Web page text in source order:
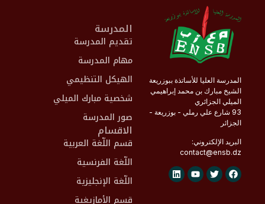
المدرسة العليا للأساتذة ببوزريعة
الشيخ مبارك بن محمد إبراهيمي
الميلي الجزائري
93 شارع علي رملي - بوزريعة -
الجزائر
البريد الإلكتروني:
contact@ensb.dz
المدرسة
تقديم المدرسة
مهام المدرسة
الهيكل التنظيمي
شخصية مبارك الميلي
صور المدرسة
الاقسام
قسم اللّغة العربية
اللّغة الفرنسية
اللّغة الإنجليزية
قسم الأمازيغية